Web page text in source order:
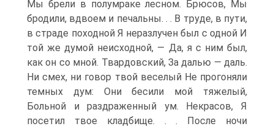
Мы брели в полумраке лесном. Брюсов, Мы
бродили, вдвоем и печальны. . . В труде, в пути,
в страде походной Я неразлучен был с одной И
той же думой неисходной, — Да, я с ним был,
как он со мной. Твардовский, За далью — даль.
Ни смех, ни говор твой веселый Не прогоняли
темных дум: Они бесили мой тяжелый,
Больной и раздраженный ум. Некрасов, Я
посетил твое кладбище. . . После ночи